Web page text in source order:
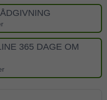
365 DAGE OM